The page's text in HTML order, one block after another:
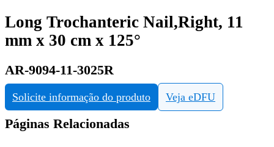
Long Trochanteric Nail,Right, 11
mm x 30 cm x 125°
AR-9094-11-3025R
Solicite informação do produto Veja eDFU
Páginas Relacionadas